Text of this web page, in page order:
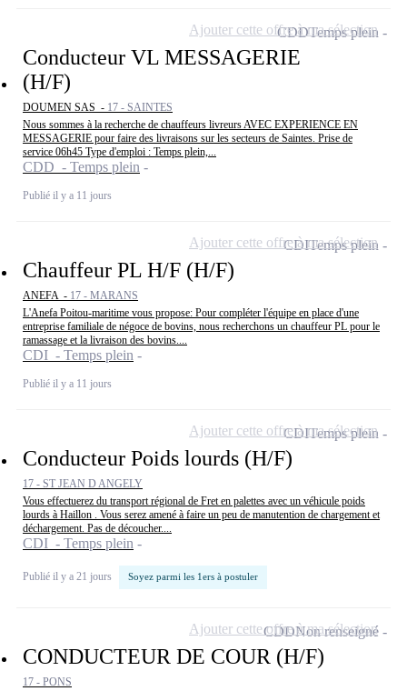
Conducteur VL MESSAGERIE
(H/F)
DOUMEN SAS - 17 - SAINTES
Nous sommes à la recherche de chauffeurs livreurs AVEC EXPERIENCE EN
MESSAGERIE pour faire des livraisons sur les secteurs de Saintes. Prise de
service 06h45 Type d'emploi : Temps plein,...
CDD - Temps plein
Publié il y a 11 jours
CDDTemps plein
Ajouter cette offre à ma sélection
Chauffeur PL H/F (H/F)
ANEFA - 17 - MARANS
L'Anefa Poitou-maritime vous propose: Pour compléter l'équipe en place d'une
entreprise familiale de négoce de bovins, nous recherchons un chauffeur PL pour le
ramassage et la livraison des bovins....
CDI - Temps plein
Publié il y a 11 jours
CDITemps plein
Ajouter cette offre à ma sélection
Conducteur Poids lourds (H/F)
17 - ST JEAN D ANGELY
Vous effectuerez du transport régional de Fret en palettes avec un véhicule poids
lourds à Haillon . Vous serez amené à faire un peu de manutention de chargement et
déchargement. Pas de découcher....
CDI - Temps plein
Publié il y a 21 jours Soyez parmi les 1ers à postuler
CDITemps plein
Ajouter cette offre à ma sélection
CONDUCTEUR DE COUR (H/F)
17 - PONS
CDDNon renseigné
Ajouter cette offre à ma sélection